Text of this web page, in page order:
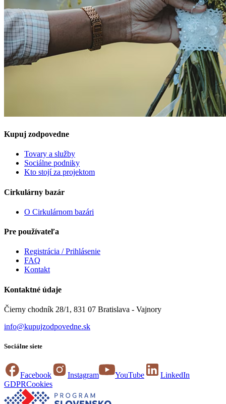
Kupuj zodpovedne
Tovary a služby
Sociálne podniky
Kto stojí za projektom
Cirkulárny bazár
O Cirkulárnom bazári
Pre používateľa
Registrácia / Prihlásenie
FAQ
Kontakt
Kontaktné údaje
Čierny chodník 28/1, 831 07 Bratislava - Vajnory
info@kupujzodpovedne.sk
Sociálne siete
Facebook Instagram YouTube
LinkedIn
GDPRCookies